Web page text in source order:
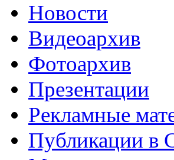
Новости
Видеоархив
Фотоархив
Презентации
Рекламные
Публикации